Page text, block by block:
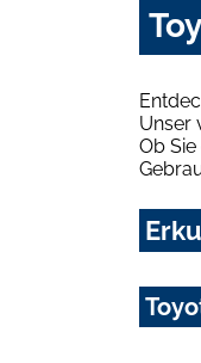
Unser
Ob